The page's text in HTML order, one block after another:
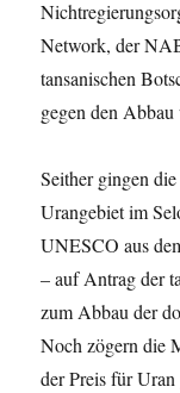
Network, der
tansanischen
gegen den
Seither gingen
Urangebiet im
UNESCO aus
– auf Antrag der
zum Abbau der
Noch zögern die
der Preis für